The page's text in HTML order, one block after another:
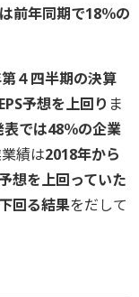
前年同期で18％の
４四半期の決算
予想を上回り ま
では48％の企業
績は2018年から
想を上回っていた
回る結果をだして